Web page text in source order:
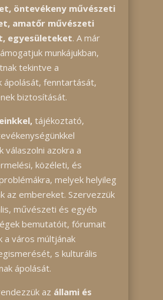
öntevékeny művészeti
amatőr művészeti
egyesületeket. A már
munkájukban,
tekintve a
ápolását, fenntartását,
biztosítását.
tájékoztató,
válaszolni azokra a
közéleti, és
melyek helyileg
az embereket. Szervezzük
művészeti és egyéb
bemutatóit, fórumait
a város múltjának
s kulturális
ápolását.
az állami és